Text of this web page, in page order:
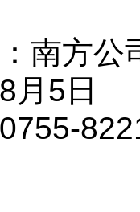
南方公
5日